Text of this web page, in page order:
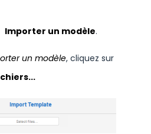
Importer un modèle.
un modèle, cliquez sur